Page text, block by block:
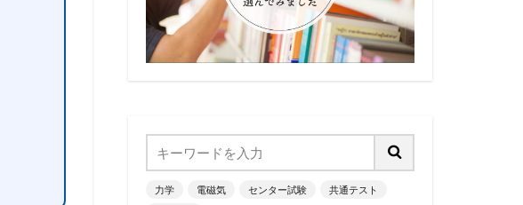
力学 電磁気 センター試験
共通テスト